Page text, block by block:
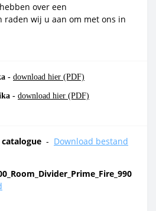
over een
raden wij u aan om met ons in
- download hier (PDF)
- download hier (PDF)
- Download bestand